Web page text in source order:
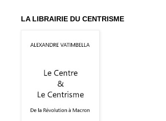
LA LIBRAIRIE DU CENTRISME